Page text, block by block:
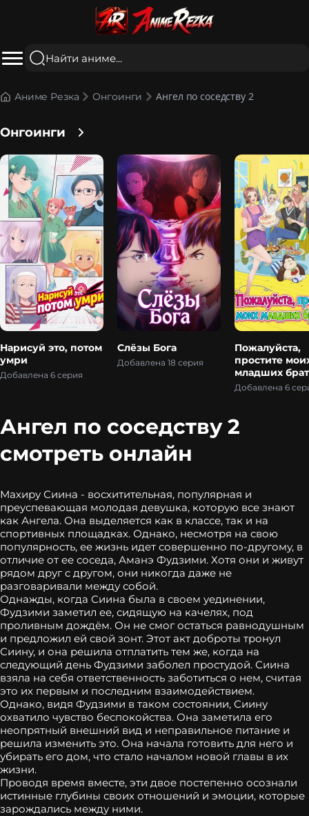
Аниме Резка Онгоинги Ангел по соседству 2
Онгоинги
Нарисуй это, потом
умри
Добавлена 6 серия
Слёзы Бога
Добавлена 18 серия
Пожалуйста,
простите
младших
Добавлена 6
Ангел по соседству 2
смотреть онлайн
Махиру Сиина - восхитительная, популярная и
преуспевающая молодая девушка, которую все знают
как Ангела. Она выделяется как в классе, так и на
спортивных площадках. Однако, несмотря на свою
популярность, ее жизнь идет совершенно по-другому, в
отличие от ее соседа, Аманэ Фудзими. Хотя они и живут
рядом друг с другом, они никогда даже не
разговаривали между собой.
Однажды, когда Сиина была в своем уединении,
Фудзими заметил ее, сидящую на качелях, под
проливным дождём. Он не смог остаться равнодушным
и предложил ей свой зонт. Этот акт доброты тронул
Сиину, и она решила отплатить тем же, когда на
следующий день Фудзими заболел простудой. Сиина
взяла на себя ответственность заботиться о нем, считая
это их первым и последним взаимодействием.
Однако, видя Фудзими в таком состоянии, Сиину
охватило чувство беспокойства. Она заметила его
неопрятный внешний вид и неправильное питание и
решила изменить это. Она начала готовить для него и
убирать его дом, что стало началом новой главы в их
жизни.
Проводя время вместе, эти двое постепенно осознали
истинные глубины своих отношений и эмоции, которые
зарождались между ними.